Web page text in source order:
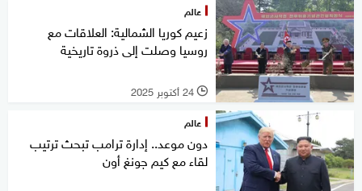
عالم
زعيم كوريا الشمالية: العلاقات مع
روسيا وصلت إلى ذروة تاريخية
l 24 أكتوبر 2025
عالم
دون موعد.. إدارة ترامب تبحث ترتيب
لقاء مع كيم جونغ أون